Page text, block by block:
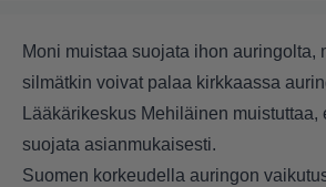
Moni muistaa suojata ihon auringolta,
silmätkin voivat palaa kirkkaassa
Lääkärikeskus Mehiläinen muistuttaa,
suojata asianmukaisesti.
Suomen korkeudella auringon